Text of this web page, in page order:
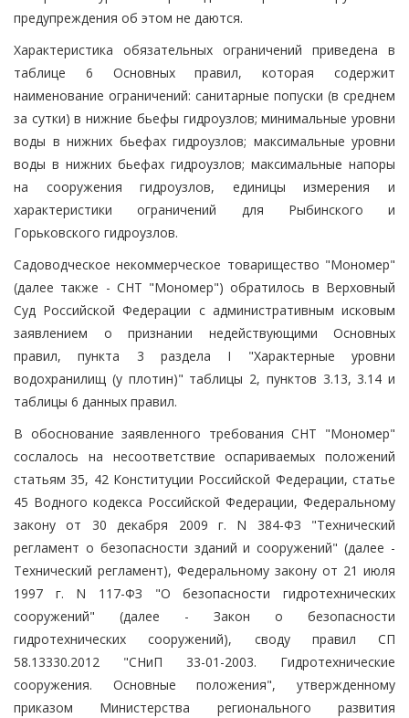
предупреждения об этом не даются.
Характеристика обязательных ограничений приведена в
таблице 6 Основных правил, которая содержит
наименование ограничений: санитарные попуски (в среднем
за сутки) в нижние бьефы гидроузлов; минимальные уровни
воды в нижних бьефах гидроузлов; максимальные уровни
воды в нижних бьефах гидроузлов; максимальные напоры
на сооружения гидроузлов, единицы измерения и
характеристики ограничений для Рыбинского и
Горьковского гидроузлов.
Садоводческое некоммерческое товарищество "Мономер"
(далее также - СНТ "Мономер") обратилось в Верховный
Суд Российской Федерации с административным исковым
заявлением о признании недействующими Основных
правил, пункта 3 раздела I "Характерные уровни
водохранилищ (у плотин)" таблицы 2, пунктов 3.13, 3.14 и
таблицы 6 данных правил.
В обоснование заявленного требования СНТ "Мономер"
сослалось на несоответствие оспариваемых положений
статьям 35, 42 Конституции Российской Федерации, статье
45 Водного кодекса Российской Федерации, Федеральному
закону от 30 декабря 2009 г. N 384-ФЗ "Технический
регламент о безопасности зданий и сооружений" (далее -
Технический регламент), Федеральному закону от 21 июля
1997 г. N 117-ФЗ "О безопасности гидротехнических
сооружений" (далее - Закон о безопасности
гидротехнических сооружений), своду правил СП
58.13330.2012 "СНиП 33-01-2003. Гидротехнические
сооружения. Основные положения", утвержденному
приказом Министерства регионального развития